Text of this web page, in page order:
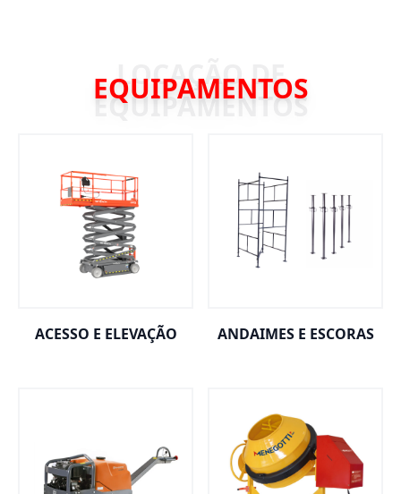
EQUIPAMENTOS
ACESSO E ELEVAÇÃO ANDAIMES E ESCORAS